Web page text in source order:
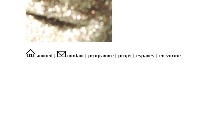
accueil ¦ contact ¦ programme ¦ projet ¦ espaces ¦ en vitrine